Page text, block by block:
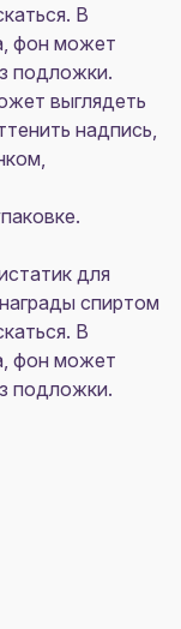
В
фон может
подложки.
выглядеть
надпись,
для
спиртом
В
фон может
подложки.